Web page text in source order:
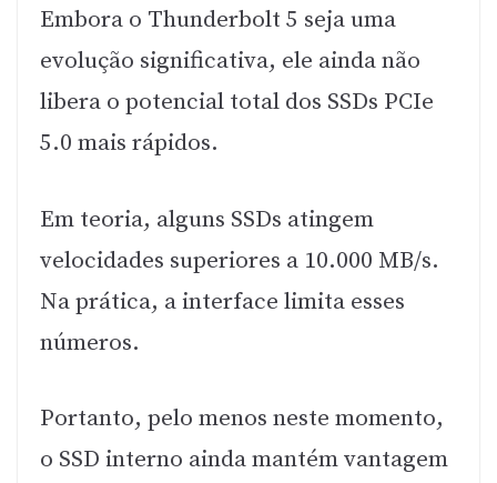
Embora o Thunderbolt 5 seja uma
evolução significativa, ele ainda não
libera o potencial total dos SSDs PCIe
5.0 mais rápidos.
Em teoria, alguns SSDs atingem
velocidades superiores a 10.000 MB/s.
Na prática, a interface limita esses
números.
Portanto, pelo menos neste momento,
o SSD interno ainda mantém vantagem